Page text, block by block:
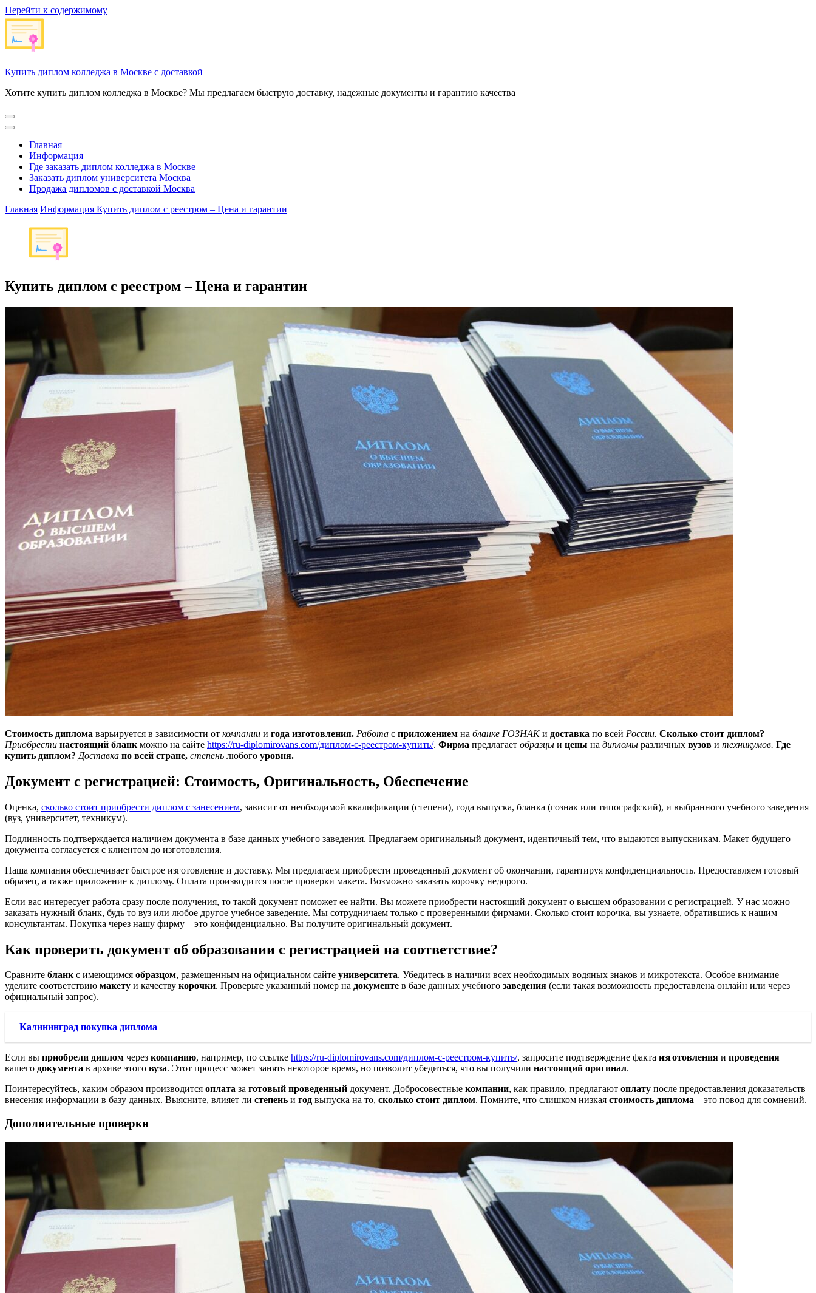
Перейти к содержимому
Купить диплом колледжа в Москве с доставкой
Хотите купить диплом колледжа в Москве? Мы предлагаем быструю доставку, надежные документы и гарантию качества
Главная
Информация
Где заказать диплом колледжа в Москве
Заказать диплом университета Москва
Продажа дипломов с доставкой Москва
Главная Информация Купить диплом с реестром – Цена и гарантии
Купить диплом с реестром – Цена и гарантии
Стоимость диплома варьируется в зависимости от компании и года изготовления. Работа с приложением на бланке ГОЗНАКи доставка по всей России. Сколько стоит диплом?
Приобрести настоящий бланк можно на сайте https://ru-diplomirovans.com/диплом-с-реестром-купить/. Фирма предлагает образцы и цены на дипломы различных вузов и техникумов. Где
купить диплом? Доставка по всей стране, степень любого уровня.
Документ с регистрацией: Стоимость, Оригинальность, Обеспечение
Оценка, сколько стоит приобрести диплом с занесением, зависит от необходимой квалификации (степени), года выпуска, бланка (гознак или типографский), и выбранного учебного заведения
(вуз, университет, техникум).
Подлинность подтверждается наличием документа в базе данных учебного заведения. Предлагаем оригинальный документ, идентичный тем, что выдаются выпускникам. Макет будущего
документа согласуется с клиентом до изготовления.
Наша компания обеспечивает быстрое изготовление и доставку. Мы предлагаем приобрести проведенный документ об окончании, гарантируя конфиденциальность. Предоставляем готовый
образец, а также приложение к диплому. Оплата производится после проверки макета. Возможно заказать корочку недорого.
Если вас интересует работа сразу после получения, то такой документ поможет ее найти. Вы можете приобрести настоящий документ о высшем образовании с регистрацией. У нас можно
заказать нужный бланк, будь то вуз или любое другое учебное заведение. Мы сотрудничаем только с проверенными фирмами. Сколько стоит корочка, вы узнаете, обратившись к нашим
консультантам. Покупка через нашу фирму – это конфиденциально. Вы получите оригинальный документ.
Как проверить документ об образовании с регистрацией на соответствие?
Сравните бланкс имеющимся образцом, размещенным на официальном сайте университета. Убедитесь в наличии всех необходимых водяных знаков и микротекста. Особое внимание
уделите соответствию макету и качеству корочки. Проверьте указанный номер на документе в базе данных учебного заведения (если такая возможность предоставлена онлайн или через
официальный запрос).
Калининград покупка диплома
Если вы приобрели диплом через компанию, например, по ссылке https://ru-diplomirovans.com/диплом-с-реестром-купить/, запросите подтверждение факта изготовления и проведения
вашего документа в архиве этого вуза. Этот процесс может занять некоторое время, но позволит убедиться, что вы получили настоящий оригинал.
Поинтересуйтесь, каким образом производится оплата за готовый проведенный документ. Добросовестные компании, как правило, предлагают оплату после предоставления доказательств
внесения информации в базу данных. Выясните, влияет ли степень и год выпуска на то, сколько стоит диплом. Помните, что слишком низкая стоимость диплома – это повод для сомнений.
Дополнительные проверки